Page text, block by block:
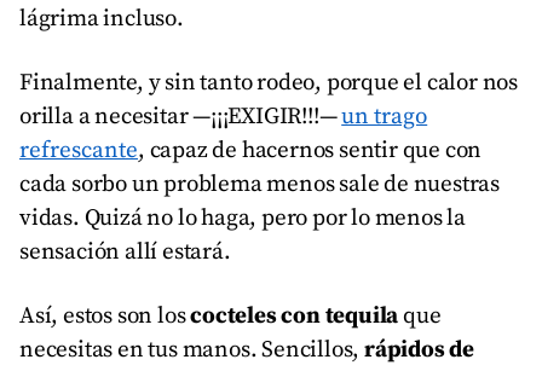
lágrima incluso.
Finalmente, y sin tanto rodeo, porque el calor nos
orilla a necesitar —¡¡¡EXIGIR!!!—un trago
refrescante, capaz de hacernos sentir que con
cada sorbo un problema menos sale de nuestras
vidas. Quizá no lo haga, pero por lo menos la
sensación allí estará.
Así, estos son loscocteles con tequilaque
necesitas en tus manos. Sencillos, rápidos de